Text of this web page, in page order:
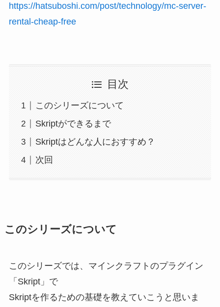
https://hatsuboshi.com/post/technology/mc-server-
rental-cheap-free
目次
このシリーズについて
Skriptができるまで
Skriptはどんな人におすすめ？
次回
このシリーズについて
このシリーズでは、マインクラフトのプラグイン
「Skript」で
Skriptを作るための基礎を教えていこうと思いま